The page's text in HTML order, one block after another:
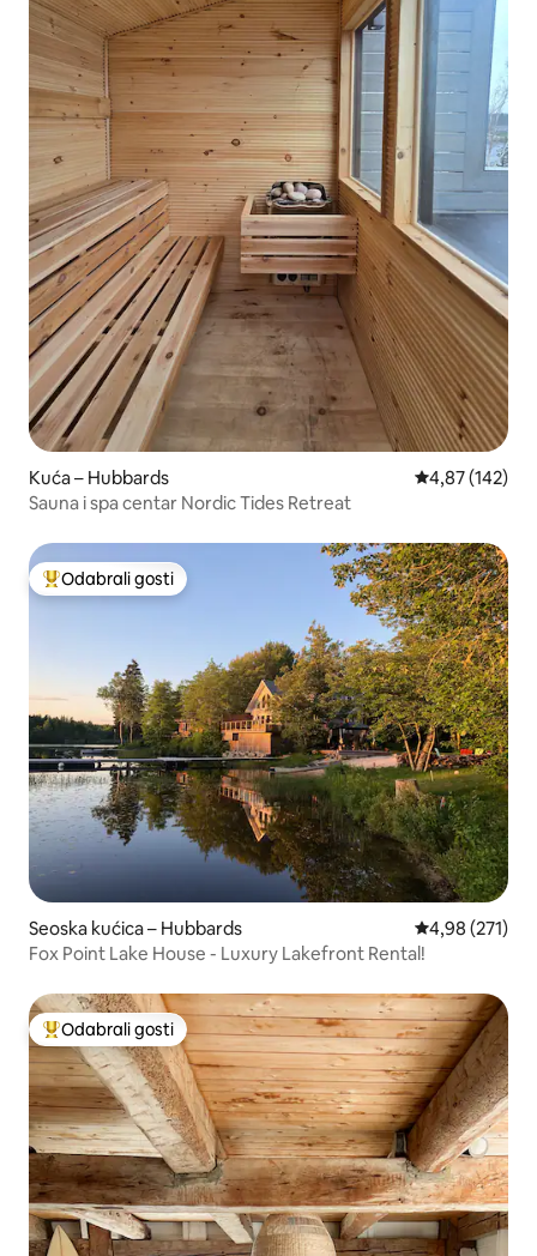
Kuća – Hubbards Prosječna
4,87 (142)
Sauna i spa centar Nordic Tides Retreat
Među najviše rangiranima s oznakom „Odabrali gosti”
Odabrali gosti
Seoska kućica – Hubbards Prosječna
4,98 (271)
Fox Point Lake House - Luxury Lakefront Rental!
Među najviše rangiranima s oznakom „Odabrali gosti”
Odabrali gosti